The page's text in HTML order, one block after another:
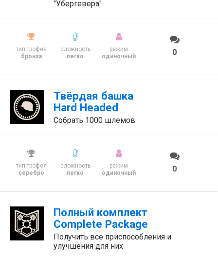
"Убергевера"
тип трофея
бронза
сложность
легко
режим
одиночный
0
Твёрдая башка
Hard Headed
Собрать 1000 шлемов
тип трофея
серебро
сложность
легко
режим
одиночный
0
Полный комплект
Complete Package
Получить все приспособления и
улучшения для них